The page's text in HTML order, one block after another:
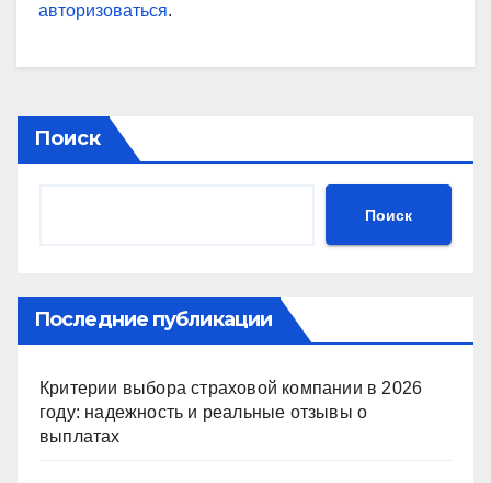
авторизоваться.
Поиск
Поиск
Последние публикации
Критерии выбора страховой компании в 2026
году: надежность и реальные отзывы о
выплатах